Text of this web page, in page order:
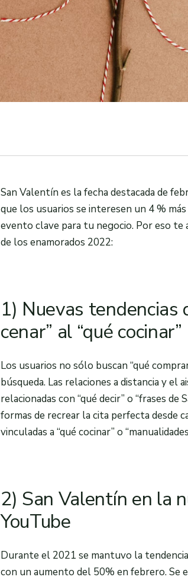
San Valentín es la fecha destacada de
que los usuarios se interesen un 4 %
evento clave para tu negocio. Por eso te
de los enamorados 2022:
1) Nuevas tendencias
cenar” al “qué cocinar”
Los usuarios no sólo buscan “qué
búsqueda. Las relaciones a distancia y
relacionadas con “qué decir” o “frases
formas de recrear la cita perfecta desde
vinculadas a “qué cocinar” o
2) San Valentín en la
YouTube
Durante el 2021 se mantuvo la
con un aumento del 50% en febrero. Se